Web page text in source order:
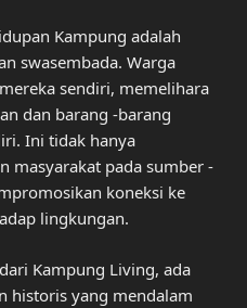
Kampung adalah
swasembada. Warga
sendiri, memelihara
dan barang -barang
Ini tidak hanya
masyarakat pada sumber -
koneksi ke
lingkungan.
Kampung Living, ada
historis yang mendalam